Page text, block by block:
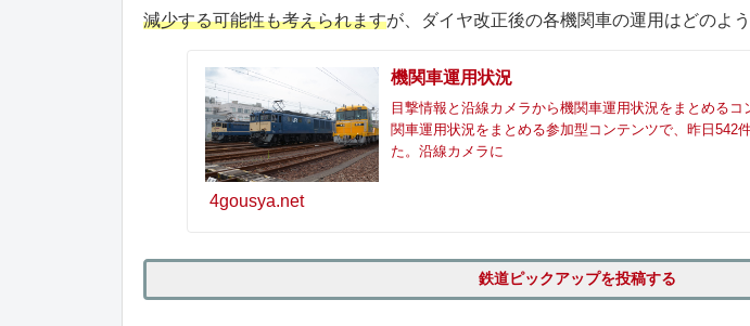
減少する可能性も考えられますが、ダイヤ改正後の各機関車の運用はどのよ
機関車運用状況
目撃情報と沿線カメラから機関車運用状況をまとめる
関車運用状況をまとめる参加型コンテンツで、昨日542
た。沿線カメラに
4gousya.net
鉄道ピックアップを投稿する